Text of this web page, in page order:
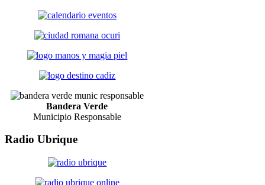
Bandera Verde
Municipio Responsable
Radio Ubrique